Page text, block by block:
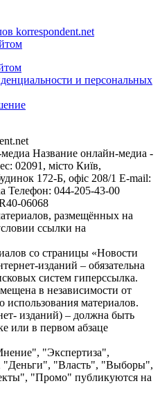
korrespondent.net
и персональных
Название онлайн-медиа -
02091, місто Київ,
172-Б, офіс 208/1 E-mail:
Телефон: 044-205-43-00
06068
размещённых на
ссылки на
со страницы «Новости
изданий – обязательна
систем гиперссылка.
в независимости от
использования материалов.
изданий) – должна быть
или в первом абзаце
"Экспертиза",
"Деньги", "Власть", "Выборы",
"Промо" публикуются на